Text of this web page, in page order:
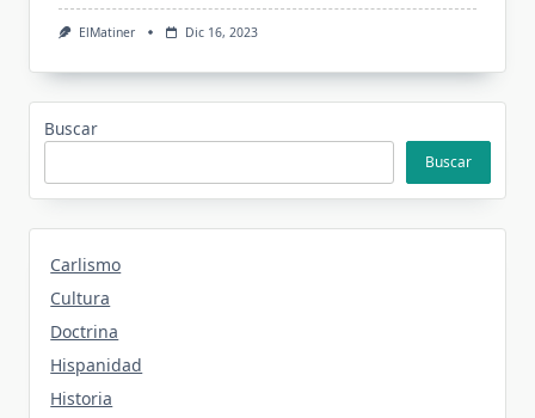
ElMatiner Dic 16, 2023
Buscar
Buscar
Carlismo
Cultura
Doctrina
Hispanidad
Historia